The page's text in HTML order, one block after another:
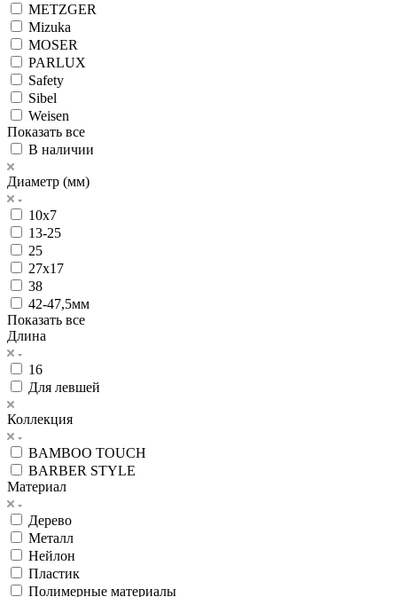
METZGER
Mizuka
MOSER
PARLUX
Safety
Sibel
Weisen
Показать все
В наличии
Диаметр (мм)
10х7
13-25
25
27х17
38
42-47,5мм
Показать все
Длина
16
Для левшей
Коллекция
BAMBOO TOUCH
BARBER STYLE
Материал
Дерево
Металл
Нейлон
Пластик
Полимерные материалы